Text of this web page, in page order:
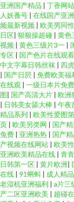
亚洲国产精品 | 丁香网站
人妖番号 | 在线国产亚
频最新视频 | 欧美男同
日区| 狠狠操超碰 | 黄色
视频 | 黄色三级片3一 |
专区 | 国产色片在线观看
中文字幕日韩丝袜 | 四
| 国产日屄 | 免费欧美福
在线观 | 一级日本片免
图| 国产高清大片 | 欧洲
| 日韩美女舔大棒 | 午夜
精品系列 | 欧美性爱图
页 | 欧美另类网 | 国产
免费 | 亚洲热热 | 国产
产视频在线网站 | 欧美
亚洲欧美精品在线 | 青
日韩第一区 | 黄片欧洲|
在线 | 91蝌蚪 | 成人精
老湿机亚洲福利 | a片三
产二区亚洲欧美 | 超碰